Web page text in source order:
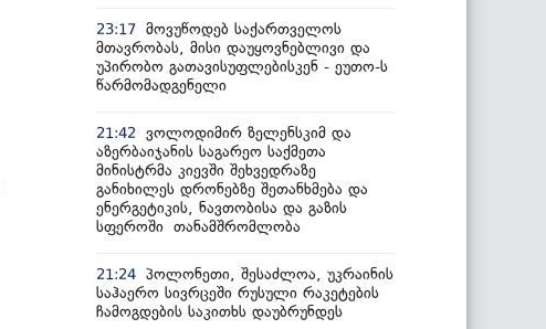
23:17 მოვუწოდებ საქართველოს
მთავრობას, მისი დაუყოვნებლივი და
უპირობო გათავისუფლებისკენ - ეუთო-ს
წარმომადგენელი
21:42
ვოლოდიმირ ზელენსკიმ და
აზერბაიჯანის საგარეო საქმეთა
მინისტრმა კიევში შეხვედრაზე
განიხილეს დრონებზე შეთანხმება და
ენერგეტიკის, ნავთობისა და გაზის
სფეროში თანამშრომლობა
21:24 პოლონეთი, შესაძლოა, უკრაინის
საჰაერო სივრცეში რუსული რაკეტების
ჩამოგდების საკითხს დაუბრუნდეს